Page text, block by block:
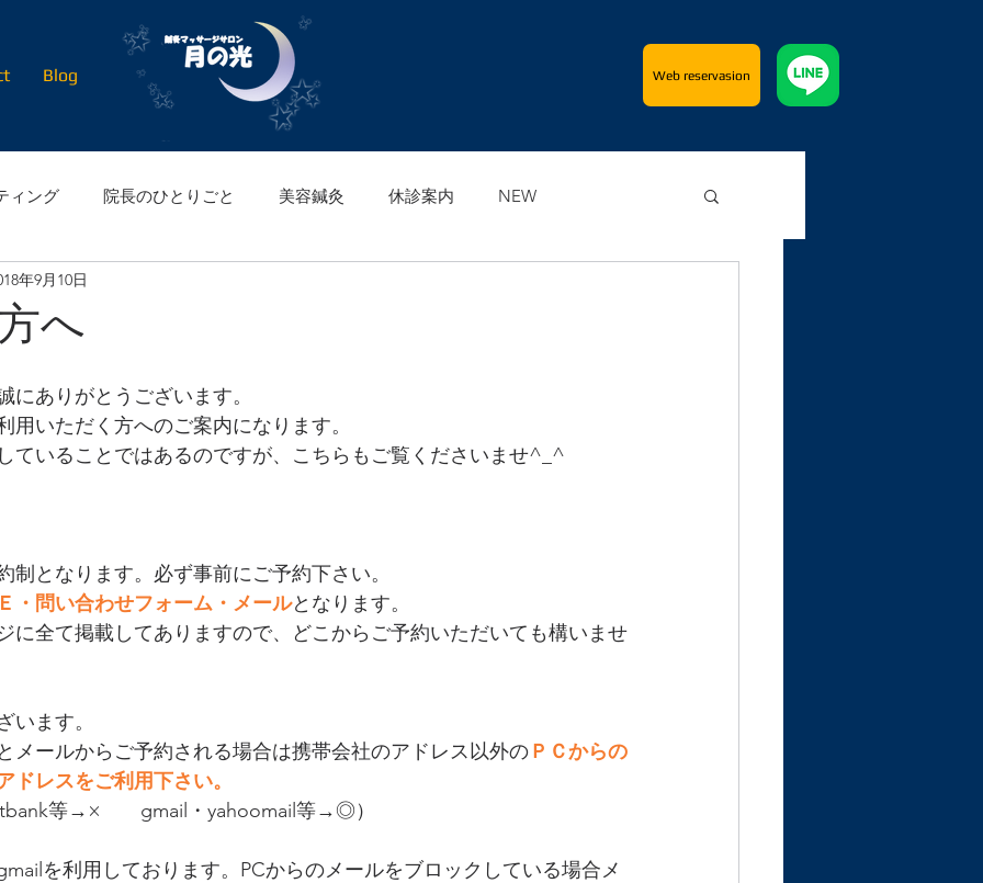
Blog Web reservasion
ィング 院長のひとりごと 美容鍼灸 休診案内 NEW
へ
年9月10日
にありがとうございます。
用いただく方へのご案内になります。
ていることではあるのですが、こちらもご覧くださいませ^_^
制となります。必ず事前にご予約下さい。
・問い合わせフォーム・メールとなります。
に全て掲載してありますので、どこからご予約いただいても構いませ
います。
メールからご予約される場合は携帯会社のアドレス以外のＰＣからの
ドレスをご利用下さい。
等→×　　gmail・yahoomail等→◎）
を利用しております。PCからのメールをブロックしている場合メ